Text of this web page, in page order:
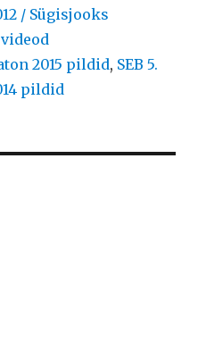
/ Sügisjooks
2015 pildid, SEB 5.
pildid